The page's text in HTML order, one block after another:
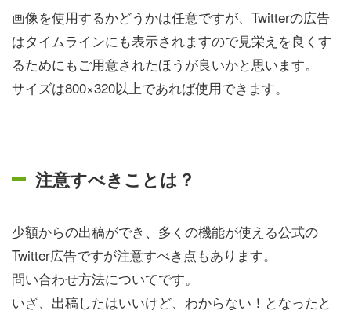
画像を使用するかどうかは任意ですが、Twitterの広告
はタイムラインにも表示されますので見栄えを良くす
るためにもご用意されたほうが良いかと思います。
サイズは800×320以上であれば使用できます。
注意すべきことは？
少額からの出稿ができ、多くの機能が使える公式の
Twitter広告ですが注意すべき点もあります。
問い合わせ方法についてです。
いざ、出稿したはいいけど、わからない！となったと